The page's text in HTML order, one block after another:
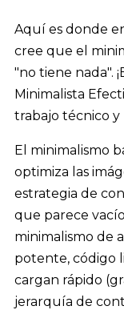
Aquí es donde
cree que el
"no tiene nada".
Minimalista
trabajo técnico y
El minimalismo
optimiza las
estrategia de
que parece
minimalismo de
potente, código
cargan rápido
jerarquía de